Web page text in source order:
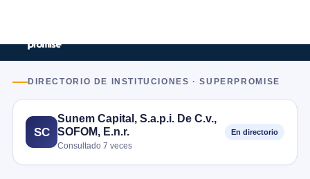
DIRECTORIO DE INSTITUCIONES · SUPERPROMISE
SC
Sunem Capital, S.a.p.i. De C.v.,
SOFOM, E.n.r.
Consultado 7 veces
En directorio